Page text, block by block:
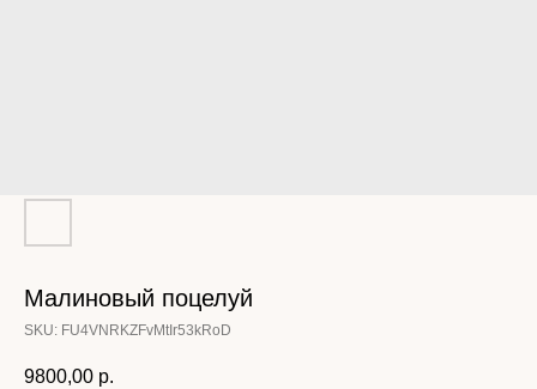
Малиновый поцелуй
SKU: FU4VNRKZFvMtIr53kRoD
9800,00 р.